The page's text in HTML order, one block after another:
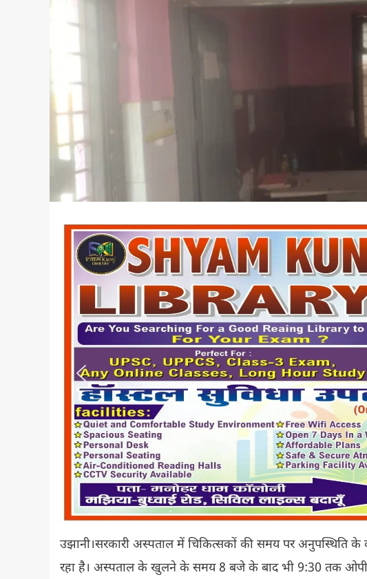
उझानी।सरकारी अस्पताल में चिकित्सकों की समय पर अनुपस्थिति के
रहा है। अस्पताल के खुलने के समय 8 बजे के बाद भी 9:30 तक